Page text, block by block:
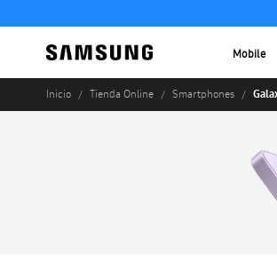
Mobile
Inicio Tienda Online Smartphones